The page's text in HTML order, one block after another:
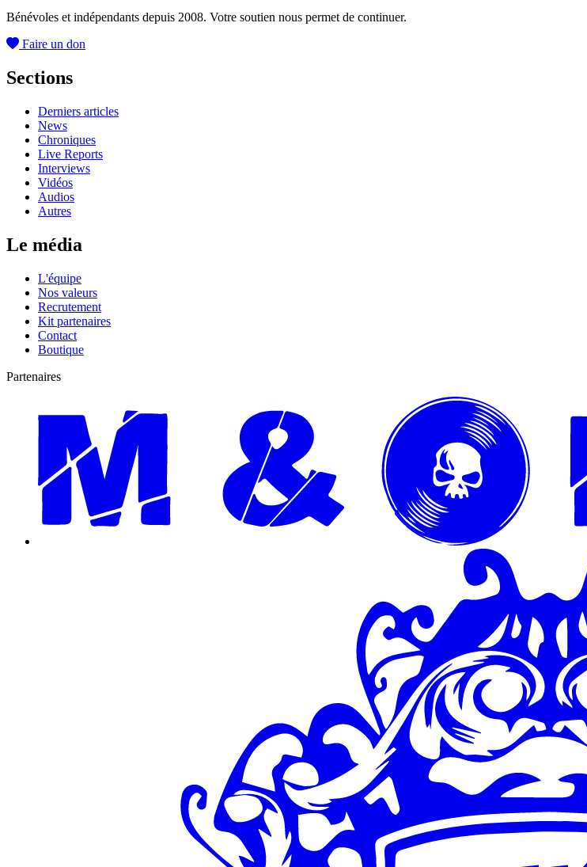
Bénévoles et indépendants depuis 2008. Votre soutien nous permet de continuer.
Faire un don
Sections
Derniers articles
News
Chroniques
Live Reports
Interviews
Vidéos
Audios
Autres
Le média
L'équipe
Nos valeurs
Recrutement
Kit partenaires
Contact
Boutique
Partenaires